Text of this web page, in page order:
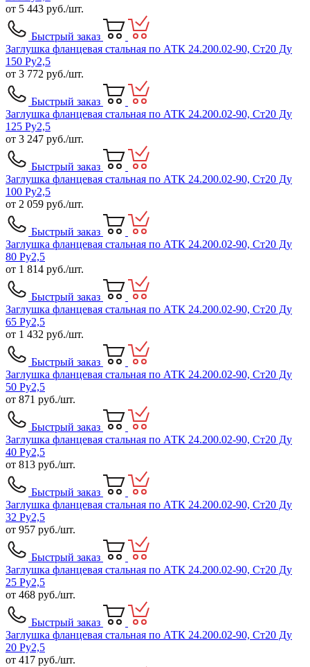
от 5 443 руб./шт.
Быстрый заказ
Заглушка фланцевая стальная по АТК 24.200.02-90, Ст20 Ду
150 Ру2,5
от 3 772 руб./шт.
Быстрый заказ
Заглушка фланцевая стальная по АТК 24.200.02-90, Ст20 Ду
125 Ру2,5
от 3 247 руб./шт.
Быстрый заказ
Заглушка фланцевая стальная по АТК 24.200.02-90, Ст20 Ду
100 Ру2,5
от 2 059 руб./шт.
Быстрый заказ
Заглушка фланцевая стальная по АТК 24.200.02-90, Ст20 Ду
80 Ру2,5
от 1 814 руб./шт.
Быстрый заказ
Заглушка фланцевая стальная по АТК 24.200.02-90, Ст20 Ду
65 Ру2,5
от 1 432 руб./шт.
Быстрый заказ
Заглушка фланцевая стальная по АТК 24.200.02-90, Ст20 Ду
50 Ру2,5
от 871 руб./шт.
Быстрый заказ
Заглушка фланцевая стальная по АТК 24.200.02-90, Ст20 Ду
40 Ру2,5
от 813 руб./шт.
Быстрый заказ
Заглушка фланцевая стальная по АТК 24.200.02-90, Ст20 Ду
32 Ру2,5
от 957 руб./шт.
Быстрый заказ
Заглушка фланцевая стальная по АТК 24.200.02-90, Ст20 Ду
25 Ру2,5
от 468 руб./шт.
Быстрый заказ
Заглушка фланцевая стальная по АТК 24.200.02-90, Ст20 Ду
20 Ру2,5
от 417 руб./шт.